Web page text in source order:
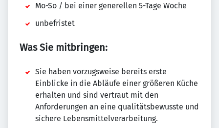
Mo-So / bei einer generellen 5-Tage Woche
unbefristet
Was Sie mitbringen:
Sie haben vorzugsweise bereits erste
Einblicke in die Abläufe einer größeren Küche
erhalten und sind vertraut mit den
Anforderungen an eine qualitätsbewusste und
sichere Lebensmittelverarbeitung.